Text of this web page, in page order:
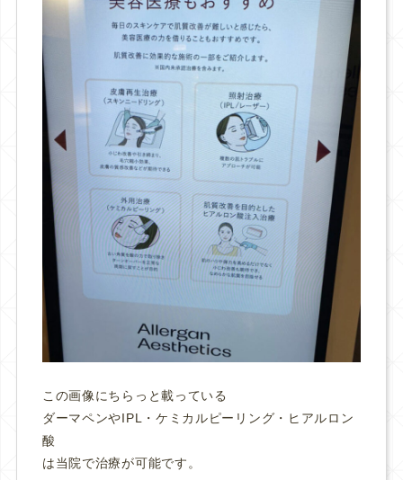
この画像にちらっと載っている
ダーマペンやIPL・ケミカルピーリング・ヒアルロン
酸
は当院で治療が可能です。